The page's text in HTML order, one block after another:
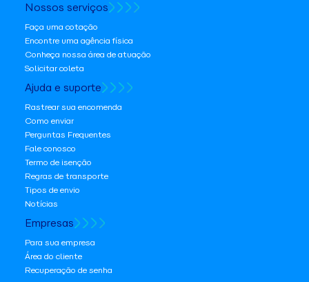
Nossos serviços
Faça uma cotação
Encontre uma agência física
Conheça nossa área de atuação
Solicitar coleta
Ajuda e suporte
Rastrear sua encomenda
Como enviar
Perguntas Frequentes
Fale conosco
Termo de isenção
Regras de transporte
Tipos de envio
Notícias
Empresas
Para sua empresa
Área do cliente
Recuperação de senha